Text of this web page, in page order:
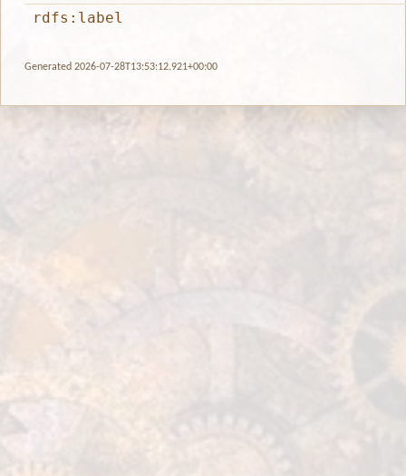
rdfs:label
Generated 2026-07-28T13:53:12.921+00:00